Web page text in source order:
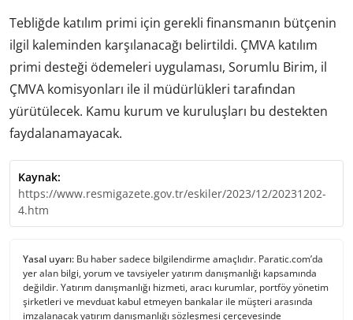
Tebliğde katılım primi için gerekli finansmanın bütçenin
ilgil kaleminden karşılanacağı belirtildi. ÇMVA katılım
primi desteği ödemeleri uygulaması, Sorumlu Birim, il
ÇMVA komisyonları ile il müdürlükleri tarafından
yürütülecek. Kamu kurum ve kuruluşları bu destekten
faydalanamayacak.
Kaynak:
https://www.resmigazete.gov.tr/eskiler/2023/12/20231202-
4.htm
Yasal uyarı: Bu haber sadece bilgilendirme amaçlıdır. Paratic.com’da
yer alan bilgi, yorum ve tavsiyeler yatırım danışmanlığı kapsamında
değildir. Yatırım danışmanlığı hizmeti, aracı kurumlar, portföy yönetim
şirketleri ve mevduat kabul etmeyen bankalar ile müşteri arasında
imzalanacak yatırım danışmanlığı sözleşmesi çerçevesinde